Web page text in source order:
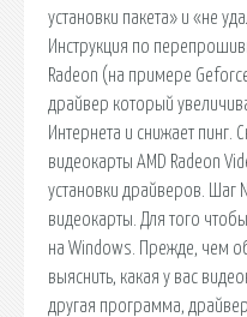
установки пакета» и «не
Инструкция по
Radeon (на примере
драйвер который
Интернета и снижает пинг.
видеокарты AMD Radeon
установки драйверов.
видеокарты. Для того
на Windows. Прежде, чем
выяснить, какая у вас
другая программа,